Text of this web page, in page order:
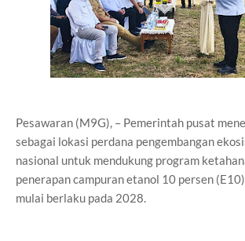
Pesawaran (M9G), – Pemerintah pusat
sebagai lokasi perdana pengembangan
nasional untuk mendukung program
penerapan campuran etanol 10 persen
mulai berlaku pada 2028.